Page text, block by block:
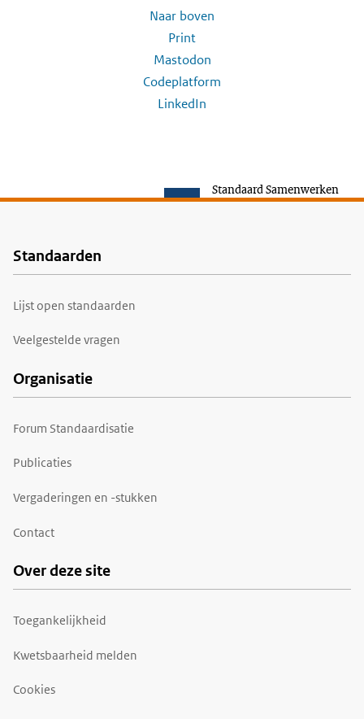
Naar boven
Print
Mastodon
Codeplatform
LinkedIn
Standaard Samenwerken
Voet
Standaarden
Lijst open standaarden
Veelgestelde vragen
Organisatie
Forum Standaardisatie
Publicaties
Vergaderingen en -stukken
Contact
Over deze site
Toegankelijkheid
Kwetsbaarheid melden
Cookies